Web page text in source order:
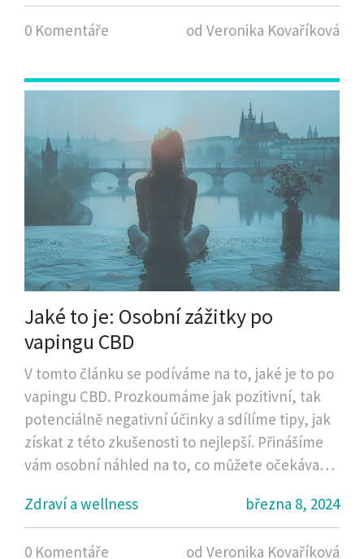
tento kanabinoid prospěšný pro zdraví.
0 Komentáře od Veronika Kovaříková
Jaké to je: Osobní zážitky po
vapingu CBD
V tomto článku se podíváme na to, jaké je to po
vapingu CBD. Prozkoumáme jak pozitivní, tak
potenciálně negativní účinky a sdílíme tipy, jak
získat z této zkušenosti to nejlepší. Přinášíme
vám osobní náhled na to, co můžete očekávat,
inhalace. Seznámíme vás také s důležitými
bezpečnostními opatřeními a tipy, jak začít.
Zdraví a wellness března 8, 2024
0 Komentáře od Veronika Kovaříková